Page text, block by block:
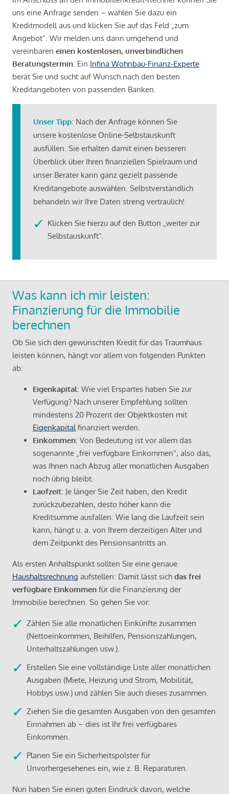
uns eine Anfrage senden – wählen Sie dazu ein
Kreditmodell aus und klicken Sie auf das Feld „zum
Angebot“. Wir melden uns dann umgehend und
vereinbaren einen kostenlosen, unverbindlichen
Beratungstermin . Ein Infina Wohnbau-Finanz-Experte
berät Sie und sucht auf Wunsch nach den besten
Kreditangeboten von passenden Banken.
Unser Tipp: Nach der Anfrage können Sie
unsere kostenlose Online-Selbstauskunft
ausfüllen. Sie erhalten damit einen besseren
Überblick über Ihren finanziellen Spielraum und
unser Berater kann ganz gezielt passende
Kreditangebote auswählen. Selbstverständlich
behandeln wir Ihre Daten streng vertraulich!
Klicken Sie hierzu auf den Button „weiter zur
Selbstauskunft“.
Was kann ich mir leisten:
Finanzierung für die Immobilie
berechnen
Ob Sie sich den gewünschten Kredit für das Traumhaus
leisten können, hängt vor allem von folgenden Punkten
ab:
Eigenkapital: Wie viel Erspartes haben Sie zur
Verfügung? Nach unserer Empfehlung sollten
mindestens 20 Prozent der Objektkosten mit
Eigenkapital finanziert werden.
Einkommen: Von Bedeutung ist vor allem das
sogenannte „frei verfügbare Einkommen“, also das,
was Ihnen nach Abzug aller monatlichen Ausgaben
noch übrig bleibt.
Laufzeit: Je länger Sie Zeit haben, den Kredit
zurückzubezahlen, desto höher kann die
Kreditsumme ausfallen. Wie lang die Laufzeit sein
kann, hängt u. a. von Ihrem derzeitigen Alter und
dem Zeitpunkt des Pensionsantritts an.
Als ersten Anhaltspunkt sollten Sie eine genaue
Haushaltsrechnung aufstellen: Damit lässt sich das frei
verfügbare Einkommen für die Finanzierung der
Immobilie berechnen. So gehen Sie vor:
Zählen Sie alle monatlichen Einkünfte zusammen
(Nettoeinkommen, Beihilfen, Pensionszahlungen,
Unterhaltszahlungen usw.).
Erstellen Sie eine vollständige Liste aller monatlichen
Ausgaben (Miete, Heizung und Strom, Mobilität,
Hobbys usw.) und zählen Sie auch dieses zusammen.
Ziehen Sie die gesamten Ausgaben von den gesamten
Einnahmen ab – dies ist Ihr frei verfügbares
Einkommen.
Planen Sie ein Sicherheitspolster für
Unvorhergesehenes ein, wie z. B. Reparaturen.
Nun haben Sie einen guten Eindruck davon, welche